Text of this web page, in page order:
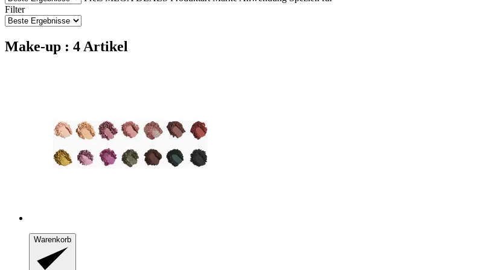
Filter
Make-up : 4 Artikel
Warenkorb